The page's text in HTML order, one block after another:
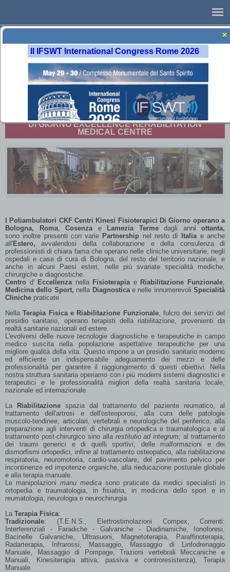
BOLOGNA ROMA COSENZA LAMEZIA TERME
DI GIORNO EXCELLENCE REHABILITATION
MEDICAL CENTRE
Previous Next
I Poliambulatori CKF Centri Kinesi Fisioterapici Di Giorno operano a
Bologna, Roma, Cosenza e Lamezia Terme dagli anni ottanta,
sono inoltre presenti con varie Partnership nel resto dì Italia e anche
all'Estero,avvalendosi della collaborazione e della consulenza di
professionisti di chiara fama che operano nelle cliniche universitarie, negli
ospedali e case di cura di Bologna, del resto del territorio nazionale, e
anche in alcuni Paesi esteri, nelle più svariate specialità mediche,
chirurgiche e diagnostiche.
Centro d' Eccellenza nella Fisioterapia e Riabilitazione Funzionale
Medicina dello Sport, nella Diagnosticae nelle innumerevoli Specialità
Cliniche praticate
NellaTerapia Fisica e Riabilitazione Funzionale, fulcro dei servizi del
presidio sanitario, operano terapisti della riabilitazione, provenienti da
realtà sanitarie nazionali ed estere.
L'evolversi delle nuove tecnologie diagnostiche e terapeutiche in campo
medico suscita nella popolazione aspettative terapeutiche per una
migliore qualità della vita. Questo impone a un presidio sanitario moderno
ed efficiente un indispensabile adeguamento dei mezzi e delle
professionalità per garantire il raggiungimento di questi obiettivi. Nella
nostra struttura sanitaria operiamo con i più moderni sistemi diagnostici e
terapeutici e le professionalità migliori della realtà sanitaria locale,
nazionale ed internazionale.
La Riabilitazionespazia dal trattamento del paziente reumatico, al
trattamento dell'artrosi e dell'osteoporosi, alla cura delle patologie
muscolo-tendinee, articolari, vertebrali e neurologiche del periferico, alla
preparazione agli interventi di chirurgia ortopedica e traumatologica e al
trattamento post-chirurgico sino alla restitutio ad integrum; al trattamento
dei traumi generici e di quelli sportivi, delle malformazioni e dei
dismorfismi ortopedici, infine al trattamento osteopatico, alla riabilitazione
respiratoria, neuromotoria, cardio-vascolare, del pavimento pelvico per
incontinenze ed impotenze organiche, alla rieducazione posturale globale
e alla terapia manuale.
Le manipolazioni manu medica sono praticate da medici specialisti in
ortopedia e traumatologia, in fisiatria, in medicina dello sport e in
reumatologia, neurologia e neurochirurgia
La Terapia Fisica:
Tradizionale: (T.E.N.S., Elettrostimolazioni Compex, Correnti:
Interferenziali - Faradiche - Galvaniche - Diadinamiche, Ionoforesi,
Bacinelle Galvaniche, Ultrasuoni, Magnetoterapia, Paraffinoterapia,
Radarterapia, Infrarossi, Massaggio, Massaggio di Linfodrenaggio
Manuale, Massaggio di Pompage, Trazioni vertebrali Meccaniche e
Manuali, Kinesiterapia attiva, passiva e controresistenza), Terapia
Manuale
×
II IFSWT International Congress Rome 2026
29-30 Maggio 2026
Rome
Complesso Monumentale del Santo Spirito
Leggi tutto...
1° WORLD CONGRESS OF SHOCKWAVE
Leggi tutto...